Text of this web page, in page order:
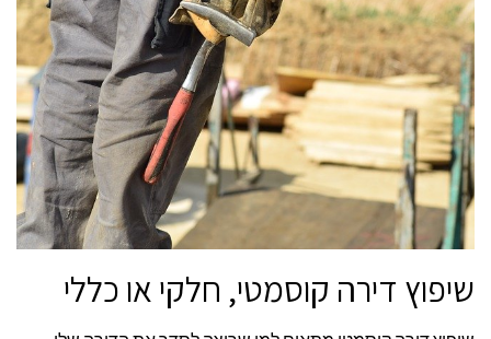
שיפוץ דירה קוסמטי, חלקי או כללי